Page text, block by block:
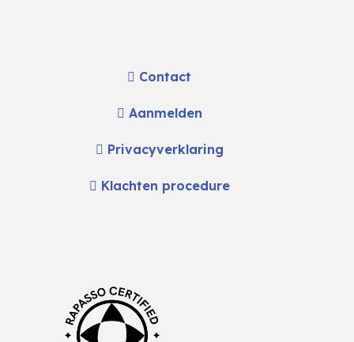
Contact
Aanmelden
Privacyverklaring
Klachten procedure